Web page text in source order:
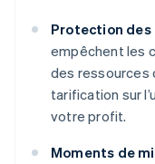
Protection des
empêchent les
des ressources
tarification sur
votre profit.
Moments de